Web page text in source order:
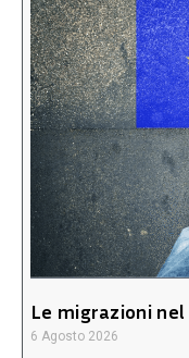
Le migrazioni
6 Agosto 2026